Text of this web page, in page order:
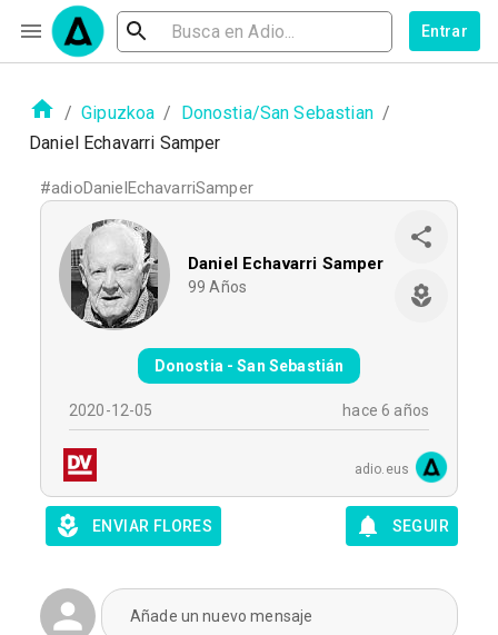
Entrar
/ Gipuzkoa / Donostia/San Sebastian /
Daniel Echavarri Samper
#adioDanielEchavarriSamper
Daniel Echavarri Samper
99 Años
Donostia - San Sebastián
2020-12-05 hace 6 años
adio.eus
ENVIAR FLORES SEGUIR
Añade un nuevo mensaje